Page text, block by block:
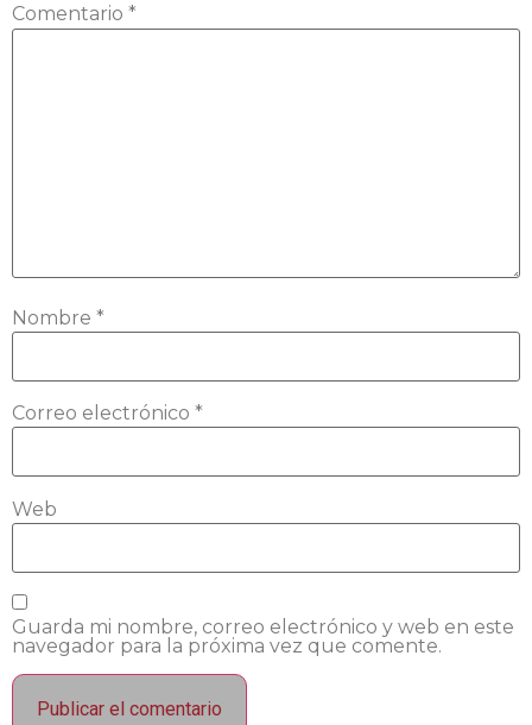
Comentario *
Nombre *
Correo electrónico *
Web
Guarda mi nombre, correo electrónico y web en este
navegador para la próxima vez que comente.